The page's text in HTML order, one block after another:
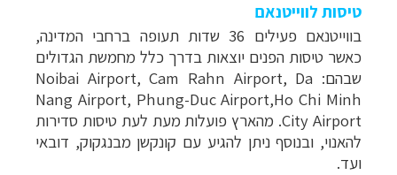
טיסות לווייטנאם
בווייטנאם פעילים 36 שדות תעופה ברחבי המדינה,
כאשר טיסות הפנים יוצאות בדרך כלל מחמשת הגדולים
שבהם: Noibai Airport, Cam Rahn Airport, Da
Nang Airport, Phung-Duc Airport,Ho Chi Minh
City Airport. מהארץ פועלות מעת לעת טיסות סדירות
להאנוי, ובנוסף ניתן להגיע עם קונקשן מבנגקוק, דובאי
ועד.